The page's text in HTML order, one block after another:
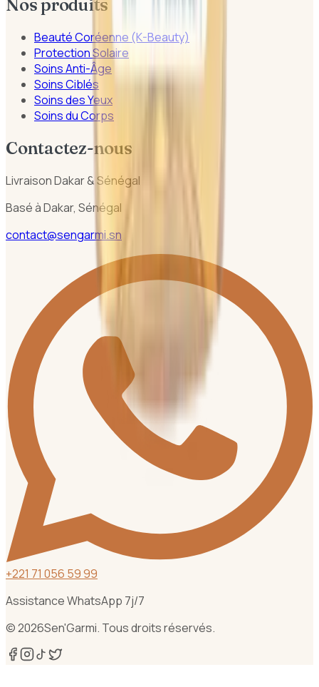
Nos produits
Beauté Coréenne (K-Beauty)
Protection Solaire
Soins Anti-Âge
Soins Ciblés
Soins des Yeux
Soins du Corps
Contactez-nous
Livraison Dakar & Sénégal
Basé à Dakar, Sénégal
contact@sengarmi.sn
+221 71 056 59 99
Assistance WhatsApp 7j/7
©2026Sen'Garmi. Tous droits réservés.